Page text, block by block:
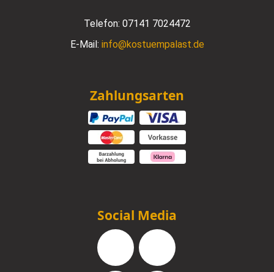
Telefon: 07141 7024472
E-Mail: info@kostuempalast.de
Zahlungsarten
Social Media
Facebook Instagram